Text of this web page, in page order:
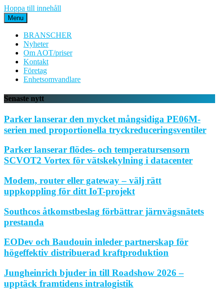
Hoppa till innehåll
Menu
BRANSCHER
Nyheter
Om AOT/priser
Kontakt
Företag
Enhetsomvandlare
Senaste nytt
Parker lanserar den mycket mångsidiga PE06M-
serien med proportionella tryckreduceringsventiler
Parker lanserar flödes- och temperatursensorn
SCVOT2 Vortex för vätskekylning i datacenter
Modem, router eller gateway – välj rätt
uppkoppling för ditt IoT-projekt
Southcos åtkomstbeslag förbättrar järnvägsnätets
prestanda
EODev och Baudouin inleder partnerskap för
högeffektiv distribuerad kraftproduktion
Jungheinrich bjuder in till Roadshow 2026 –
upptäck framtidens intralogistik